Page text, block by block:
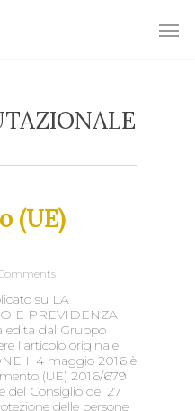
(UE)
su LA
E PREVIDENZA
edita dal Gruppo
l’articolo originale
Il 4 maggio 2016 è
(UE) 2016/679
del Consiglio del 27
delle persone